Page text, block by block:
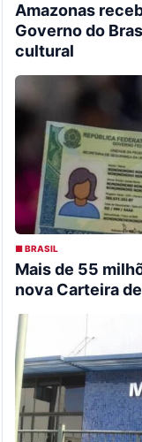
Amazonas
Governo do
cultural
■ BRASIL
Mais de 55
nova Carteira